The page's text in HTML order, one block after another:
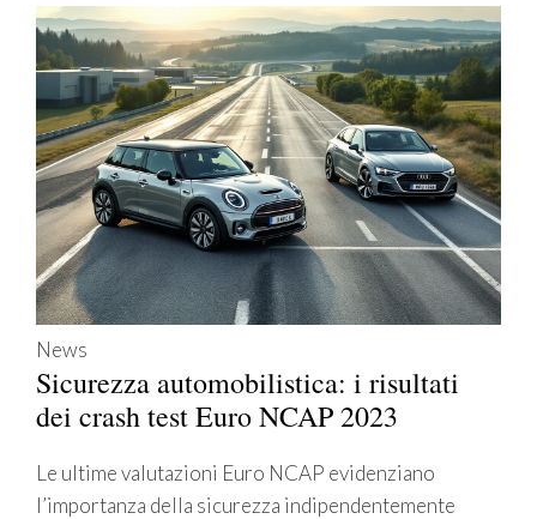
News
Sicurezza automobilistica: i risultati
dei crash test Euro NCAP 2023
Le ultime valutazioni Euro NCAP evidenziano
l’importanza della sicurezza indipendentemente